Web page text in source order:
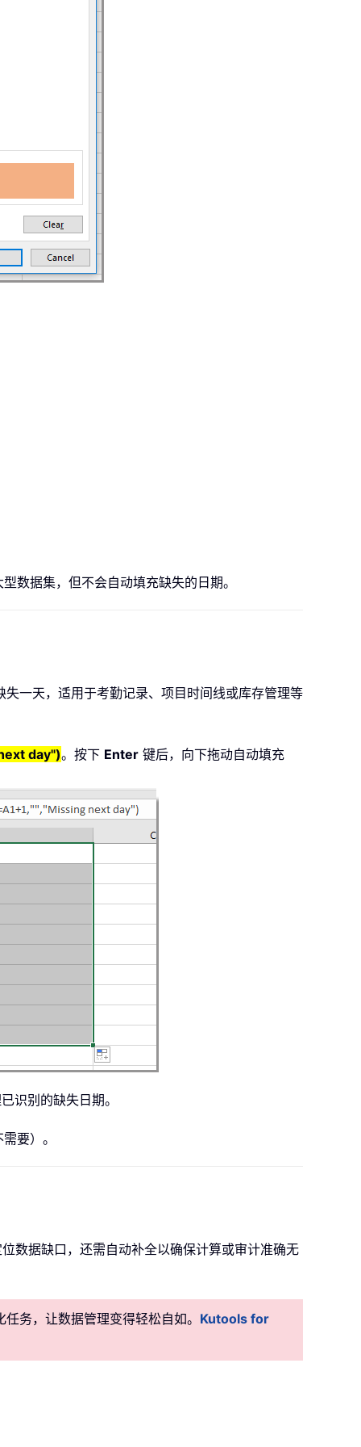
数据集，但不会自动填充缺失的日期。
一天，适用于考勤记录、项目时间线或库存管理等
day")。按下 Enter 键后，向下拖动自动填充
识别的缺失日期。
要）。
数据缺口，还需自动补全以确保计算或审计准确无
务，让数据管理变得轻松自如。 Kutools for